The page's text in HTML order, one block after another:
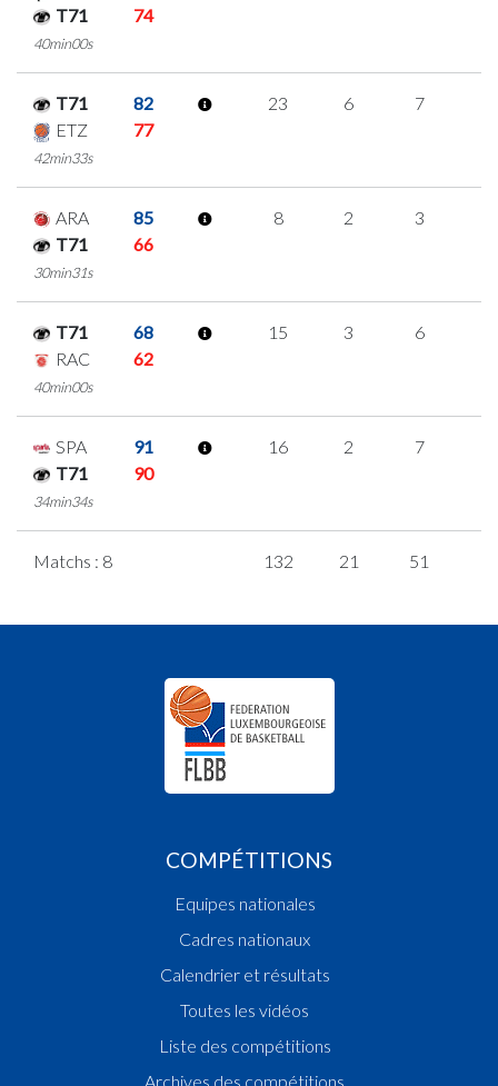
T71
74
40min00s
T71
82
ETZ
77
42min33s
23 6 7
ARA
85
T71
66
30min31s
8 2 3
T71
68
RAC
62
40min00s
15 3 6
SPA
91
T71
90
34min34s
16 2 7
Matchs : 8 132 21 51
COMPÉTITIONS
Equipes nationales
Cadres nationaux
Calendrier et résultats
Toutes les vidéos
Liste des compétitions
Archives des compétitions